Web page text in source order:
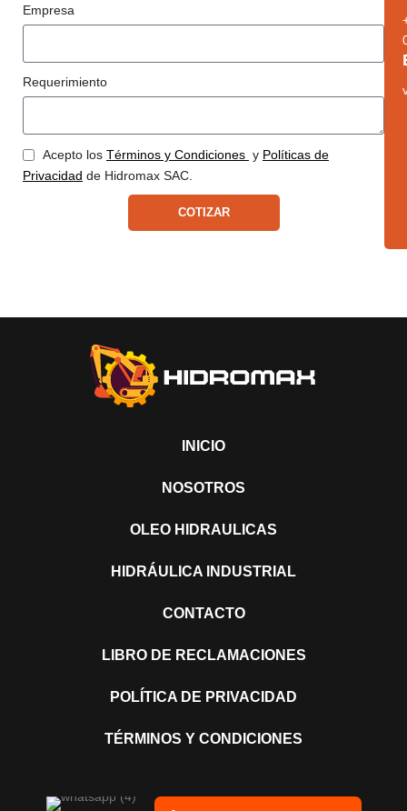
Empresa
Requerimiento
Acepto los Términos y Condiciones y Políticas de
Privacidad de Hidromax SAC.
COTIZAR
INICIO
NOSOTROS
OLEO HIDRAULICAS
HIDRÁULICA INDUSTRIAL
CONTACTO
LIBRO DE RECLAMACIONES
POLÍTICA DE PRIVACIDAD
TÉRMINOS Y CONDICIONES